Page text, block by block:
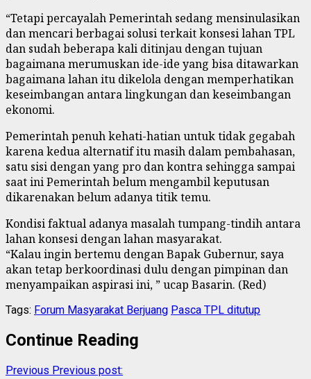
“Tetapi percayalah Pemerintah sedang mensinulasikan
dan mencari berbagai solusi terkait konsesi lahan TPL
dan sudah beberapa kali ditinjau dengan tujuan
bagaimana merumuskan ide-ide yang bisa ditawarkan
bagaimana lahan itu dikelola dengan memperhatikan
keseimbangan antara lingkungan dan keseimbangan
ekonomi.
Pemerintah penuh kehati-hatian untuk tidak gegabah
karena kedua alternatif itu masih dalam pembahasan,
satu sisi dengan yang pro dan kontra sehingga sampai
saat ini Pemerintah belum mengambil keputusan
dikarenakan belum adanya titik temu.
Kondisi faktual adanya masalah tumpang-tindih antara
lahan konsesi dengan lahan masyarakat.
“Kalau ingin bertemu dengan Bapak Gubernur, saya
akan tetap berkoordinasi dulu dengan pimpinan dan
menyampaikan aspirasi ini, ” ucap Basarin. (Red)
Tags: Forum Masyarakat Berjuang Pasca TPL ditutup
Continue Reading
Previous Previous post: